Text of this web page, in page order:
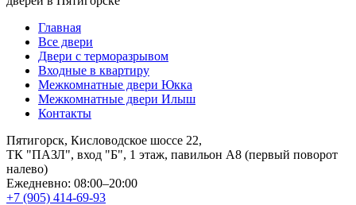
Главная
Все двери
Двери с терморазрывом
Входные в квартиру
Межкомнатные двери Юкка
Межкомнатные двери Илыш
Контакты
Пятигорск, Кисловодское шоссе 22,
ТК "ПАЗЛ", вход "Б", 1 этаж, павильон А8 (первый поворот
налево)
Ежедневно: 08:00–20:00
+7 (905) 414-69-93